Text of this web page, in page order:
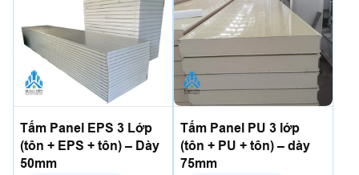
Tấm Panel EPS 3 Lớp
(tôn + EPS + tôn) – Dày
50mm
Tấm Panel PU 3 lớp
(tôn + PU + tôn) – dày
75mm